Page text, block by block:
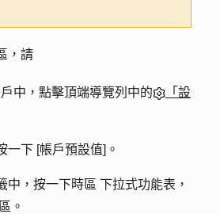
，請
中，點擊頂端導覽列中的
「設
一下 [帳戶預設值] 。
中，按一下時區 下拉式功能表，
。